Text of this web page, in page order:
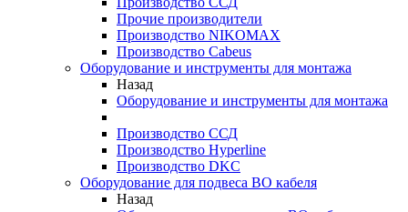
Прочие производители
Производство NIKOMAX
Производство Cabeus
Оборудование и инструменты для монтажа
Назад
Оборудование и инструменты для монтажа
Производство ССД
Производство Hyperline
Производство DKC
Оборудование для подвеса ВО кабеля
Назад